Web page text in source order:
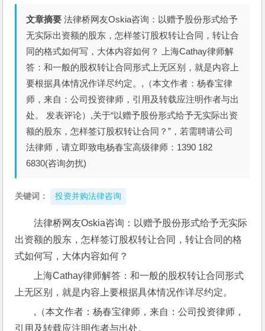
文章摘要 法律桥网友Oskia咨询：以赠予股份形式给予
无实际出资额的股东，怎样签订股权转让合同，转让合
同的格式如何写，大体内容如何？ 上海Cathay律师解
答：和一般的股权转让合同形式上无区别，就是内容上
要根据具体情况作详尽约定。,（本文作者：杨春宝律
师，来自：公司投资律师，引用及转载应注明作者与出
处。 发表评论）,关于“以赠予股份形式给予无实际出资
额的股东，怎样签订股权转让合同？”，若需聘请公司
法律师，请立即致电杨春宝高级律师：1390 182
6830(咨询勿扰)
关键词： 投资并购法律咨询
法律桥网友Oskia咨询：以赠予股份形式给予无实际
出资额的股东，怎样签订股权转让合同，转让合同的格
式如何写，大体内容如何？
上海Cathay律师解答：和一般的股权转让合同形式
上无区别，就是内容上要根据具体情况作详尽约定。
,（本文作者：杨春宝律师，来自：公司投资律师，
引用及转载应注明作者与出处。